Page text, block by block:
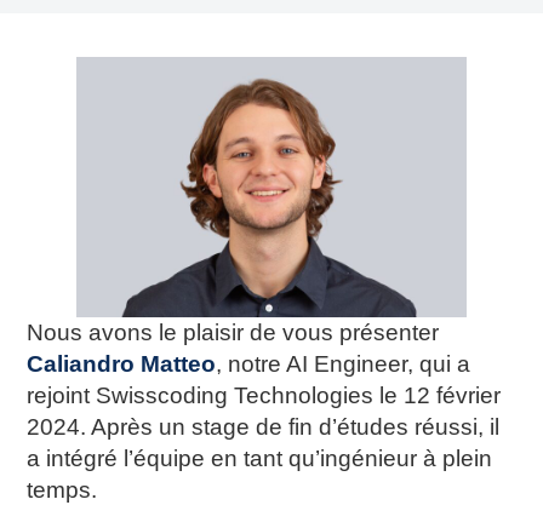
Nous avons le plaisir de vous présenter
Caliandro Matteo, notre AI Engineer, qui a
rejoint Swisscoding Technologies le 12 février
2024. Après un stage de fin d’études réussi, il
a intégré l’équipe en tant qu’ingénieur à plein
temps.